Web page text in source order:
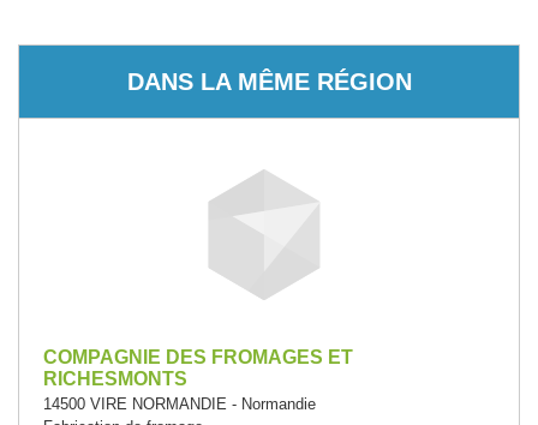
DANS LA MÊME RÉGION
COMPAGNIE DES FROMAGES ET
RICHESMONTS
14500 VIRE NORMANDIE - Normandie